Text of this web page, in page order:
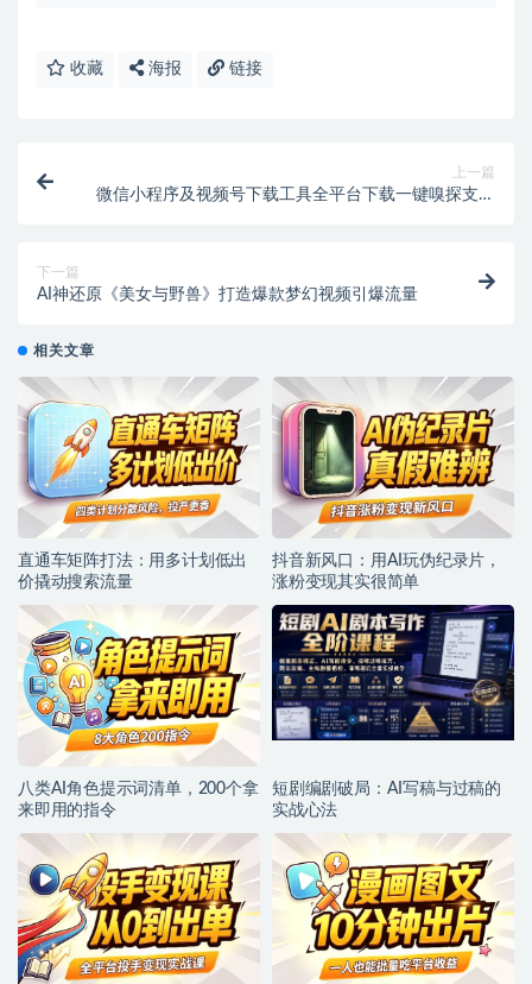
收藏 海报 链接
上一篇
微信小程序及视频号下载工具全平台下载一键嗅探支持
下一篇
AI神还原《美女与野兽》打造爆款梦幻视频引爆流量
相关文章
直通车矩阵打法：用多计划低出
价撬动搜索流量
抖音新风口：用AI玩伪纪录片，
涨粉变现其实很简单
八类AI角色提示词清单，200个拿
来即用的指令
短剧编剧破局：AI写稿与过稿的
实战心法